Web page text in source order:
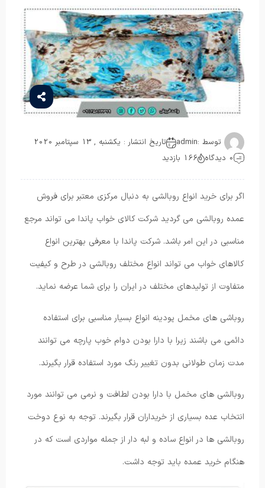
توسط :admin
تاریخ انتشار : یکشنبه , 13 سپتامبر 2020
0 دیدگاه
166 بازدید
اگر برای خرید انواع روبالشی به دنبال مرکزی معتبر برای فروش
عمده روبالشی می گردید شرکت کالای خواب پاندا می تواند مرجع
مناسبی در این امر باشد. شرکت پاندا با معرفی بهترین انواع
کالاهای خواب می تواند انواع مختلف روبالشی در طرح و کیفیت
متفاوت از تولیدهای مختلف در ایران را برای شما عرضه نماید.
روباشی های مخمل پودینه انواع بسیار مناسبی برای استفاده
دائمی می باشند زیرا با دارا بودن دوام خوب پارچه می توانند
مدت زمان طولانی بدون تغییر رنگ مورد استفاده قرار بگیرند.
روبالشی های مخمل با دارا بودن لطافت و نرمی می توانند مورد
انتخاب عده بسیاری از خریداران قرار بگیرند. توجه به نوع دوخت
روبالشی ها در انواع ساده و لبه دار از جمله مواردی است که در
هنگام خرید عمده باید توجه داشت.